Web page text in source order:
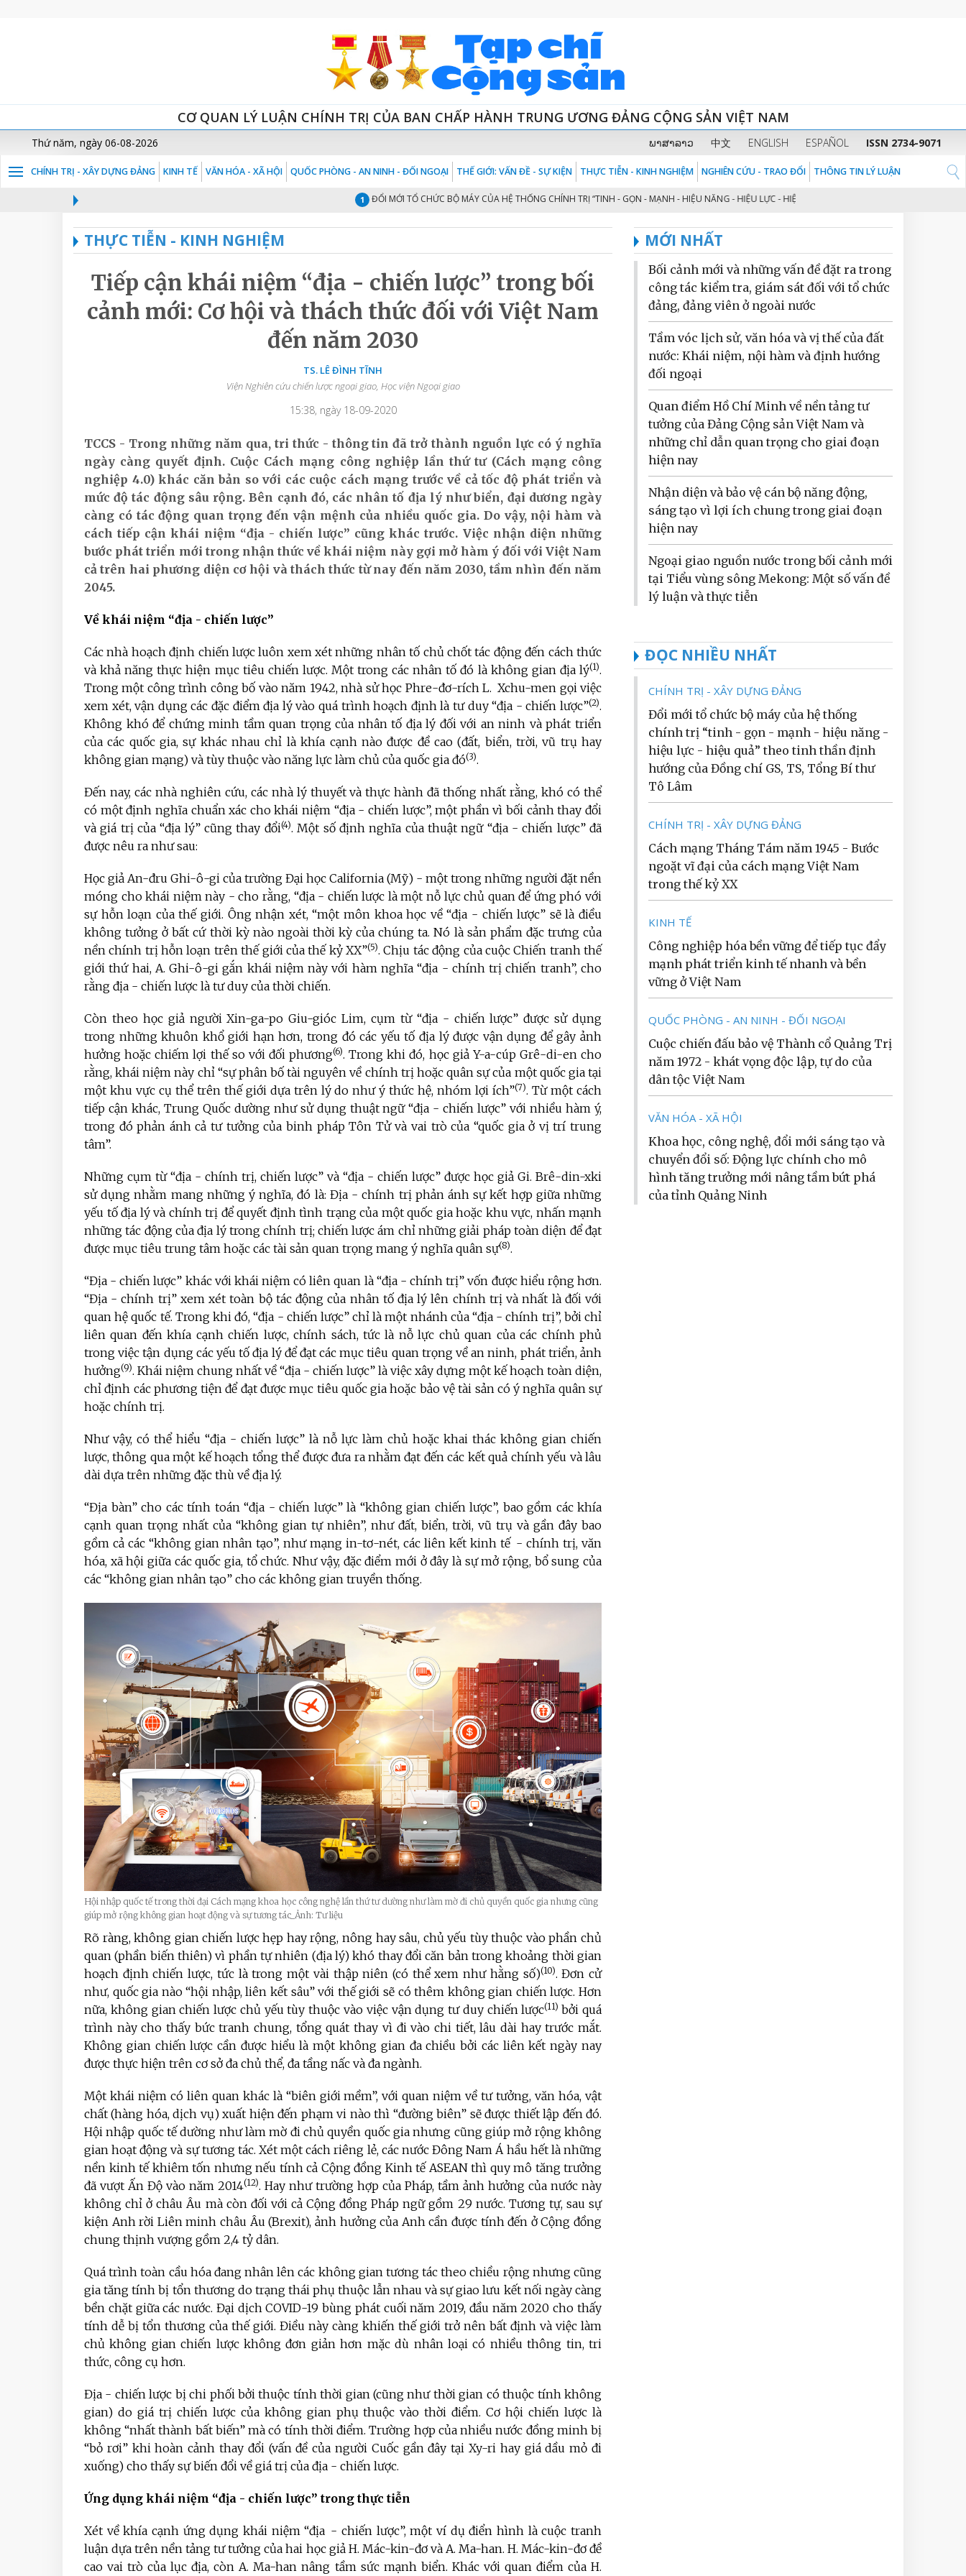
CƠ QUAN LÝ LUẬN CHÍNH TRỊ CỦA BAN CHẤP HÀNH TRUNG ƯƠNG ĐẢNG CỘNG SẢN VIỆT NAM
Thứ năm, ngày 06-08-2026 ພາສາລາວ 中文 ENGLISH ESPAÑOL ISSN 2734-9071
CHÍNH TRỊ - XÂY DỰNG ĐẢNG KINH TẾ VĂN HÓA - XÃ HỘI QUỐC PHÒNG - AN NINH - ĐỐI NGOẠI THẾ GIỚI: VẤN ĐỀ - SỰ KIỆN THỰC TIỄN - KINH NGHIỆM NGHIÊN CỨU - TRAO ĐỔI THÔNG TIN LÝ LUẬN
ĐỔI MỚI TỔ CHỨC BỘ MÁY CỦA HỆ THỐNG CHÍNH TRỊ “TINH - GỌN - MẠNH - HIỆU NĂNG - HIỆU LỰC - HIỆU QUẢ” THEO TINH THẦN ĐỊNH HƯỚNG CỦA
THỰC TIỄN - KINH NGHIỆM
Tiếp cận khái niệm “địa - chiến lược” trong bối
cảnh mới: Cơ hội và thách thức đối với Việt Nam
đến năm 2030
TS. LÊ ĐÌNH TĨNH
Viện Nghiên cứu chiến lược ngoại giao, Học viện Ngoại giao
15:38, ngày 18-09-2020
TCCS - Trong những năm qua, tri thức - thông tin đã trở thành nguồn lực có ý nghĩa
ngày càng quyết định. Cuộc Cách mạng công nghiệp lần thứ tư (Cách mạng công
nghiệp 4.0) khác căn bản so với các cuộc cách mạng trước về cả tốc độ phát triển và
mức độ tác động sâu rộng. Bên cạnh đó, các nhân tố địa lý như biển, đại dương ngày
càng có tác động quan trọng đến vận mệnh của nhiều quốc gia. Do vậy, nội hàm và
cách tiếp cận khái niệm “địa - chiến lược” cũng khác trước. Việc nhận diện những
bước phát triển mới trong nhận thức về khái niệm này gợi mở hàm ý đối với Việt Nam
cả trên hai phương diện cơ hội và thách thức từ nay đến năm 2030, tầm nhìn đến năm
2045.
Về khái niệm “địa - chiến lược”
Các nhà hoạch định chiến lược luôn xem xét những nhân tố chủ chốt tác động đến cách thức
và khả năng thực hiện mục tiêu chiến lược. Một trong các nhân tố đó là không gian địa lý(1).
Trong một công trình công bố vào năm 1942, nhà sử học Phre-đơ-rích L. Xchu-men gọi việc
xem xét, vận dụng các đặc điểm địa lý vào quá trình hoạch định là tư duy “địa - chiến lược”(2).
Không khó để chứng minh tầm quan trọng của nhân tố địa lý đối với an ninh và phát triển
của các quốc gia, sự khác nhau chỉ là khía cạnh nào được đề cao (đất, biển, trời, vũ trụ hay
không gian mạng) và tùy thuộc vào năng lực làm chủ của quốc gia đó(3).
Đến nay, các nhà nghiên cứu, các nhà lý thuyết và thực hành đã thống nhất rằng, khó có thể
có một định nghĩa chuẩn xác cho khái niệm “địa - chiến lược”, một phần vì bối cảnh thay đổi
và giá trị của “địa lý” cũng thay đổi(4). Một số định nghĩa của thuật ngữ “địa - chiến lược” đã
được nêu ra như sau:
Học giả An-đru Ghi-ô-gi của trường Đại học California (Mỹ) - một trong những người đặt nền
móng cho khái niệm này - cho rằng, “địa - chiến lược là một nỗ lực chủ quan để ứng phó với
sự hỗn loạn của thế giới. Ông nhận xét, “một môn khoa học về “địa - chiến lược” sẽ là điều
không tưởng ở bất cứ thời kỳ nào ngoài thời kỳ của chúng ta. Nó là sản phẩm đặc trưng của
nền chính trị hỗn loạn trên thế giới của thế kỷ XX”(5). Chịu tác động của cuộc Chiến tranh thế
giới thứ hai, A. Ghi-ô-gi gắn khái niệm này với hàm nghĩa “địa - chính trị chiến tranh”, cho
rằng địa - chiến lược là tư duy của thời chiến.
Còn theo học giả người Xin-ga-po Giu-gióc Lim, cụm từ “địa - chiến lược” được sử dụng
trong những khuôn khổ giới hạn hơn, trong đó các yếu tố địa lý được vận dụng để gây ảnh
hưởng hoặc chiếm lợi thế so với đối phương(6). Trong khi đó, học giả Y-a-cúp Grê-di-en cho
rằng, khái niệm này chỉ “sự phân bố tài nguyên về chính trị hoặc quân sự của một quốc gia tại
một khu vực cụ thể trên thế giới dựa trên lý do như ý thức hệ, nhóm lợi ích”(7). Từ một cách
tiếp cận khác, Trung Quốc dường như sử dụng thuật ngữ “địa - chiến lược” với nhiều hàm ý,
trong đó phản ánh cả tư tưởng của binh pháp Tôn Tử và vai trò của “quốc gia ở vị trí trung
tâm”.
Những cụm từ “địa - chính trị, chiến lược” và “địa - chiến lược” được học giả Gi. Brê-din-xki
sử dụng nhằm mang những ý nghĩa, đó là: Địa - chính trị phản ánh sự kết hợp giữa những
yếu tố địa lý và chính trị để quyết định tình trạng của một quốc gia hoặc khu vực, nhấn mạnh
những tác động của địa lý trong chính trị; chiến lược ám chỉ những giải pháp toàn diện để đạt
được mục tiêu trung tâm hoặc các tài sản quan trọng mang ý nghĩa quân sự(8).
“Địa - chiến lược” khác với khái niệm có liên quan là “địa - chính trị” vốn được hiểu rộng hơn.
“Địa - chính trị” xem xét toàn bộ tác động của nhân tố địa lý lên chính trị và nhất là đối với
quan hệ quốc tế. Trong khi đó, “địa - chiến lược” chỉ là một nhánh của “địa - chính trị”, bởi chỉ
liên quan đến khía cạnh chiến lược, chính sách, tức là nỗ lực chủ quan của các chính phủ
trong việc tận dụng các yếu tố địa lý để đạt các mục tiêu quan trọng về an ninh, phát triển, ảnh
hưởng(9). Khái niệm chung nhất về “địa - chiến lược” là việc xây dựng một kế hoạch toàn diện,
chỉ định các phương tiện để đạt được mục tiêu quốc gia hoặc bảo vệ tài sản có ý nghĩa quân sự
hoặc chính trị.
Như vậy, có thể hiểu “địa - chiến lược” là nỗ lực làm chủ hoặc khai thác không gian chiến
lược, thông qua một kế hoạch tổng thể được đưa ra nhằm đạt đến các kết quả chính yếu và lâu
dài dựa trên những đặc thù về địa lý.
“Địa bàn” cho các tính toán “địa - chiến lược” là “không gian chiến lược”, bao gồm các khía
cạnh quan trọng nhất của “không gian tự nhiên”, như đất, biển, trời, vũ trụ và gần đây bao
gồm cả các “không gian nhân tạo”, như mạng in-tơ-nét, các liên kết kinh tế - chính trị, văn
hóa, xã hội giữa các quốc gia, tổ chức. Như vậy, đặc điểm mới ở đây là sự mở rộng, bổ sung của
các “không gian nhân tạo” cho các không gian truyền thống.
Hội nhập quốc tế trong thời đại Cách mạng khoa học công nghệ lần thứ tư dường như làm mờ đi chủ quyền quốc gia nhưng cũng
giúp mở rộng không gian hoạt động và sự tương tác_Ảnh: Tư liệu
Rõ ràng, không gian chiến lược hẹp hay rộng, nông hay sâu, chủ yếu tùy thuộc vào phần chủ
quan (phần biến thiên) vì phần tự nhiên (địa lý) khó thay đổi căn bản trong khoảng thời gian
hoạch định chiến lược, tức là trong một vài thập niên (có thể xem như hằng số)(10). Đơn cử
như, quốc gia nào “hội nhập, liên kết sâu” với thế giới sẽ có thêm không gian chiến lược. Hơn
nữa, không gian chiến lược chủ yếu tùy thuộc vào việc vận dụng tư duy chiến lược(11)bởi quá
trình này cho thấy bức tranh chung, tổng quát thay vì đi vào chi tiết, lâu dài hay trước mắt.
Không gian chiến lược cần được hiểu là một không gian đa chiều bởi các liên kết ngày nay
được thực hiện trên cơ sở đa chủ thể, đa tầng nấc và đa ngành.
Một khái niệm có liên quan khác là “biên giới mềm”, với quan niệm về tư tưởng, văn hóa, vật
chất (hàng hóa, dịch vụ) xuất hiện đến phạm vi nào thì “đường biên” sẽ được thiết lập đến đó.
Hội nhập quốc tế dường như làm mờ đi chủ quyền quốc gia nhưng cũng giúp mở rộng không
gian hoạt động và sự tương tác. Xét một cách riêng lẻ, các nước Đông Nam Á hầu hết là những
nền kinh tế khiêm tốn nhưng nếu tính cả Cộng đồng Kinh tế ASEAN thì quy mô tăng trưởng
đã vượt Ấn Độ vào năm 2014(12). Hay như trường hợp của Pháp, tầm ảnh hưởng của nước này
không chỉ ở châu Âu mà còn đối với cả Cộng đồng Pháp ngữ gồm 29 nước. Tương tự, sau sự
kiện Anh rời Liên minh châu Âu (Brexit), ảnh hưởng của Anh cần được tính đến ở Cộng đồng
chung thịnh vượng gồm 2,4 tỷ dân.
Quá trình toàn cầu hóa đang nhân lên các không gian tương tác theo chiều rộng nhưng cũng
gia tăng tính bị tổn thương do trạng thái phụ thuộc lẫn nhau và sự giao lưu kết nối ngày càng
bền chặt giữa các nước. Đại dịch COVID-19 bùng phát cuối năm 2019, đầu năm 2020 cho thấy
tính dễ bị tổn thương của thế giới. Điều này càng khiến thế giới trở nên bất định và việc làm
chủ không gian chiến lược không đơn giản hơn mặc dù nhân loại có nhiều thông tin, tri
thức, công cụ hơn.
Địa - chiến lược bị chi phối bởi thuộc tính thời gian (cũng như thời gian có thuộc tính không
gian) do giá trị chiến lược của không gian phụ thuộc vào thời điểm. Cơ hội chiến lược là
không “nhất thành bất biến” mà có tính thời điểm. Trường hợp của nhiều nước đồng minh bị
“bỏ rơi” khi hoàn cảnh thay đổi (vấn đề của người Cuốc gần đây tại Xy-ri hay giá dầu mỏ đi
xuống) cho thấy sự biến đổi về giá trị của địa - chiến lược.
Ứng dụng khái niệm “địa - chiến lược” trong thực tiễn
Xét về khía cạnh ứng dụng khái niệm “địa - chiến lược”, một ví dụ điển hình là cuộc tranh
luận dựa trên nền tảng tư tưởng của hai học giả H. Mác-kin-đơ và A. Ma-han. H. Mác-kin-đơ đề
cao vai trò của lục địa, còn A. Ma-han nâng tầm sức mạnh biển. Khác với quan điểm của H.
MỚI NHẤT
Bối cảnh mới và những vấn đề đặt ra trong
công tác kiểm tra, giám sát đối với tổ chức
đảng, đảng viên ở ngoài nước
Tầm vóc lịch sử, văn hóa và vị thế của đất
nước: Khái niệm, nội hàm và định hướng
đối ngoại
Quan điểm Hồ Chí Minh về nền tảng tư
tưởng của Đảng Cộng sản Việt Nam và
những chỉ dẫn quan trọng cho giai đoạn
hiện nay
Nhận diện và bảo vệ cán bộ năng động,
sáng tạo vì lợi ích chung trong giai đoạn
hiện nay
Ngoại giao nguồn nước trong bối cảnh mới
tại Tiểu vùng sông Mekong: Một số vấn đề
lý luận và thực tiễn
ĐỌC NHIỀU NHẤT
CHÍNH TRỊ - XÂY DỰNG ĐẢNG
Đổi mới tổ chức bộ máy của hệ thống
chính trị “tinh - gọn - mạnh - hiệu năng -
hiệu lực - hiệu quả” theo tinh thần định
hướng của Đồng chí GS, TS, Tổng Bí thư
Tô Lâm
CHÍNH TRỊ - XÂY DỰNG ĐẢNG
Cách mạng Tháng Tám năm 1945 - Bước
ngoặt vĩ đại của cách mạng Việt Nam
trong thế kỷ XX
KINH TẾ
Công nghiệp hóa bền vững để tiếp tục đẩy
mạnh phát triển kinh tế nhanh và bền
vững ở Việt Nam
QUỐC PHÒNG - AN NINH - ĐỐI NGOẠI
Cuộc chiến đấu bảo vệ Thành cổ Quảng Trị
năm 1972 - khát vọng độc lập, tự do của
dân tộc Việt Nam
VĂN HÓA - XÃ HỘI
Khoa học, công nghệ, đổi mới sáng tạo và
chuyển đổi số: Động lực chính cho mô
hình tăng trưởng mới nâng tầm bứt phá
của tỉnh Quảng Ninh